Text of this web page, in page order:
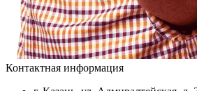
Контактная информация